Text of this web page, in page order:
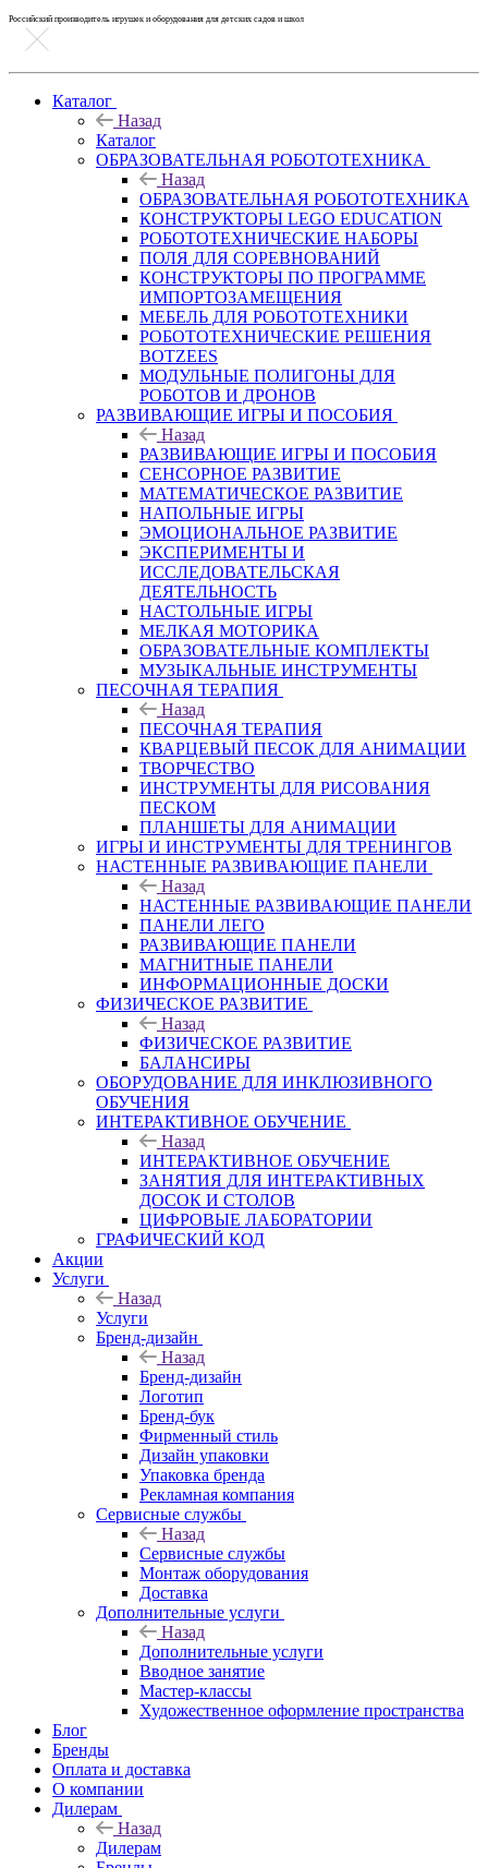
Российский производитель игрушек и оборудования для детских садов и школ
Каталог
Назад
Каталог
ОБРАЗОВАТЕЛЬНАЯ РОБОТОТЕХНИКА
Назад
ОБРАЗОВАТЕЛЬНАЯ РОБОТОТЕХНИКА
КОНСТРУКТОРЫ LEGO EDUCATION
РОБОТОТЕХНИЧЕСКИЕ НАБОРЫ
ПОЛЯ ДЛЯ СОРЕВНОВАНИЙ
КОНСТРУКТОРЫ ПО ПРОГРАММЕ
ИМПОРТОЗАМЕЩЕНИЯ
МЕБЕЛЬ ДЛЯ РОБОТОТЕХНИКИ
РОБОТОТЕХНИЧЕСКИЕ РЕШЕНИЯ
BOTZEES
МОДУЛЬНЫЕ ПОЛИГОНЫ ДЛЯ
РОБОТОВ И ДРОНОВ
РАЗВИВАЮЩИЕ ИГРЫ И ПОСОБИЯ
Назад
РАЗВИВАЮЩИЕ ИГРЫ И ПОСОБИЯ
СЕНСОРНОЕ РАЗВИТИЕ
МАТЕМАТИЧЕСКОЕ РАЗВИТИЕ
НАПОЛЬНЫЕ ИГРЫ
ЭМОЦИОНАЛЬНОЕ РАЗВИТИЕ
ЭКСПЕРИМЕНТЫ И
ИССЛЕДОВАТЕЛЬСКАЯ
ДЕЯТЕЛЬНОСТЬ
НАСТОЛЬНЫЕ ИГРЫ
МЕЛКАЯ МОТОРИКА
ОБРАЗОВАТЕЛЬНЫЕ КОМПЛЕКТЫ
МУЗЫКАЛЬНЫЕ ИНСТРУМЕНТЫ
ПЕСОЧНАЯ ТЕРАПИЯ
Назад
ПЕСОЧНАЯ ТЕРАПИЯ
КВАРЦЕВЫЙ ПЕСОК ДЛЯ АНИМАЦИИ
ТВОРЧЕСТВО
ИНСТРУМЕНТЫ ДЛЯ РИСОВАНИЯ
ПЕСКОМ
ПЛАНШЕТЫ ДЛЯ АНИМАЦИИ
ИГРЫ И ИНСТРУМЕНТЫ ДЛЯ ТРЕНИНГОВ
НАСТЕННЫЕ РАЗВИВАЮЩИЕ ПАНЕЛИ
Назад
НАСТЕННЫЕ РАЗВИВАЮЩИЕ ПАНЕЛИ
ПАНЕЛИ ЛЕГО
РАЗВИВАЮЩИЕ ПАНЕЛИ
МАГНИТНЫЕ ПАНЕЛИ
ИНФОРМАЦИОННЫЕ ДОСКИ
ФИЗИЧЕСКОЕ РАЗВИТИЕ
Назад
ФИЗИЧЕСКОЕ РАЗВИТИЕ
БАЛАНСИРЫ
ОБОРУДОВАНИЕ ДЛЯ ИНКЛЮЗИВНОГО
ОБУЧЕНИЯ
ИНТЕРАКТИВНОЕ ОБУЧЕНИЕ
Назад
ИНТЕРАКТИВНОЕ ОБУЧЕНИЕ
ЗАНЯТИЯ ДЛЯ ИНТЕРАКТИВНЫХ
ДОСОК И СТОЛОВ
ЦИФРОВЫЕ ЛАБОРАТОРИИ
ГРАФИЧЕСКИЙ КОД
Акции
Услуги
Назад
Услуги
Бренд-дизайн
Назад
Бренд-дизайн
Логотип
Бренд-бук
Фирменный стиль
Дизайн упаковки
Упаковка бренда
Рекламная компания
Сервисные службы
Назад
Сервисные службы
Монтаж оборудования
Доставка
Дополнительные услуги
Назад
Дополнительные услуги
Вводное занятие
Мастер-классы
Художественное оформление пространства
Блог
Бренды
Оплата и доставка
О компании
Дилерам
Назад
Дилерам